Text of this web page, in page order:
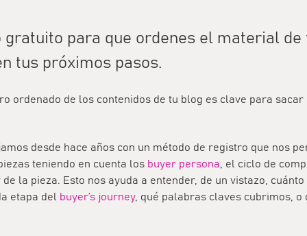
gratuito para que ordenes el material de
tus próximos pasos.
ordenado de los contenidos de tu blog es clave para
desde hace años con un método de registro que nos
teniendo en cuenta los buyer persona , el ciclo de
de la pieza. Esto nos ayuda a entender, de un vistazo,
etapa del buyer’s journey, qué palabras claves cubrimos, o